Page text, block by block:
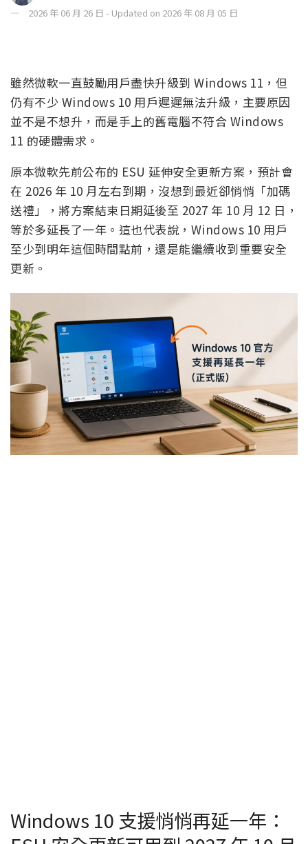
2026 年 06 月 26 日 - Updated on 2026 年 08 月 05 日
雖然微軟一直鼓勵用戶盡快升級到 Windows 11，但
仍有不少 Windows 10 用戶遲遲無法升級，主要原因
並不是不想升，而是手上的舊電腦不符合 Windows
11 的硬體需求。
原本微軟先前公布的 ESU 延伸安全更新方案，預計會
在 2026 年 10 月左右到期，沒想到最近卻悄悄「加碼
送禮」，將方案結束日期延後至 2027 年 10 月 12 日，
等於多延長了一年。這也代表說，Windows 10 用戶
至少到明年這個時間點前，還是能繼續收到重要安全
更新。
Windows 10 支援悄悄再延一年：